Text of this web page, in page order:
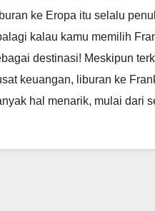
ke Eropa itu selalu
kalau kamu memilih
destinasi! Meskipun
keuangan, liburan ke
hal menarik, mulai dari